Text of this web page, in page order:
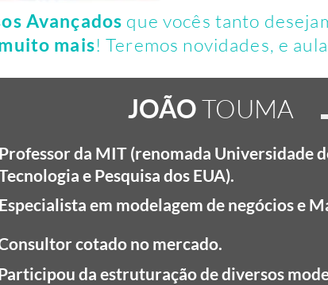
Avançados que vocês tanto
mais! Teremos novidades, e
JOÃOTOUMA
Professor da MIT (renomada Universidade
e Pesquisa dos EUA).
Especialista em modelagem de negócios e
cotado no mercado.
da estruturação de diversos